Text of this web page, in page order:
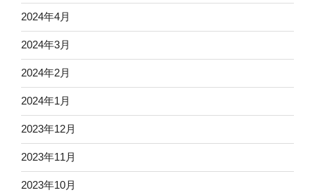
2024年4月
2024年3月
2024年2月
2024年1月
2023年12月
2023年11月
2023年10月